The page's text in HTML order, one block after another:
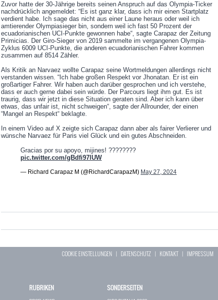
Zuvor hatte der 30-Jährige bereits seinen Anspruch auf das Olympia-Ticker
nachdrücklich angemeldet: “Es ist ganz klar, dass ich mir einen Startplatz
verdient habe. Ich sage das nicht aus einer Laune heraus oder weil ich
amtierender Olympiasieger bin, sondern weil ich fast 50 Prozent der
ecuadorianischen UCI-Punkte gewonnen habe“, sagte Carapaz der Zeitung
Primicias. Der Giro-Sieger von 2019 sammelte im vergangenen Olympia-
Zyklus 6009 UCI-Punkte, die anderen ecuadorianischen Fahrer kommen
zusammen auf 8514 Zähler.
Als Kritik an Narvaez wollte Carapaz seine Wortmeldungen allerdings nicht
verstanden wissen. “Ich habe großen Respekt vor Jhonatan. Er ist ein
großartiger Fahrer. Wir haben auch darüber gesprochen und ich verstehe,
dass er auch gerne dabei sein würde. Der Parcours liegt ihm gut. Es ist
traurig, dass wir jetzt in diese Situation geraten sind. Aber ich kann über
etwas, das unfair ist, nicht schweigen“, sagte der Allrounder, der einen
“Mangel an Respekt“ beklagte.
In einem Video auf X zeigte sich Carapaz dann aber als fairer Verlierer und
wünsche Narvaez für Paris viel Glück und ein gutes Abschneiden.
Gracias por su apoyo, mijines! ????????
pic.twitter.com/gBdfi97lUW
— Richard Carapaz M (@RichardCarapazM) May 27, 2024
COOKIE EINSTELLUNGEN | DATENSCHUTZ | KONTAKT| IMPRESSUM
RUBRIKEN SONDERSEITEN